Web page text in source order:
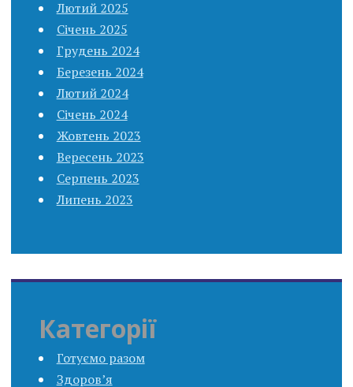
Лютий 2025
Січень 2025
Грудень 2024
Березень 2024
Лютий 2024
Січень 2024
Жовтень 2023
Вересень 2023
Серпень 2023
Липень 2023
Категорії
Готуємо разом
Здоров’я